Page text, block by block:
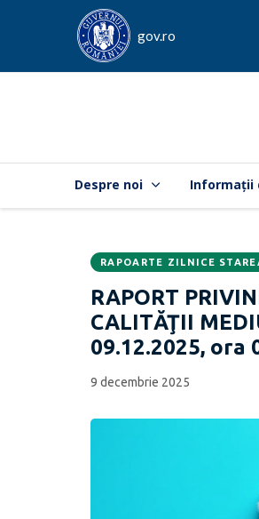
gov.ro
Despre noi Informații
CATEGORIA:
RAPOARTE ZILNICE
RAPORT
CALITĂŢII
09.12.2025, ora
Data
publicării:
9 decembrie 2025